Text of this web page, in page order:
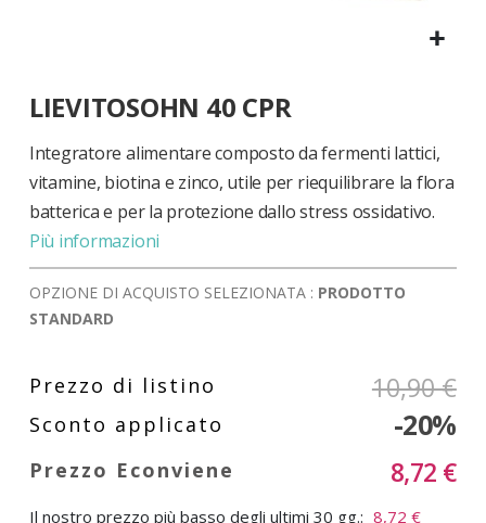
all'inizio
galleria
di
immagini
LIEVITOSOHN 40 CPR
Integratore alimentare composto da fermenti lattici,
vitamine, biotina e zinco, utile per riequilibrare la flora
batterica e per la protezione dallo stress ossidativo.
Più informazioni
OPZIONE DI ACQUISTO SELEZIONATA : PRODOTTO
STANDARD
10,90 €
-20%
8,72 €
Il nostro prezzo più basso degli ultimi 30 gg.: 8,72 €